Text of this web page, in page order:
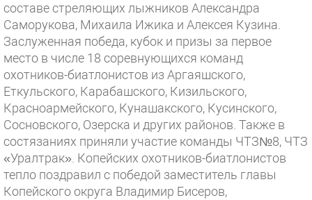
составе стреляющих лыжников Александра
Саморукова, Михаила Ижика и Алексея Кузина.
Заслуженная победа, кубок и призы за первое
место в числе 18 соревнующихся команд
охотников-биатлонистов из Аргаяшского,
Еткульского, Карабашского, Кизильского,
Красноармейского, Кунашакского, Кусинского,
Сосновского, Озерска и других районов. Также в
состязаниях приняли участие команды ЧТЗ№8, ЧТЗ
«Уралтрак». Копейских охотников-биатлонистов
тепло поздравил с победой заместитель главы
Копейского округа Владимир Бисеров,